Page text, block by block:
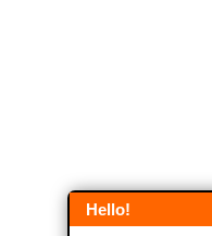
Hello!